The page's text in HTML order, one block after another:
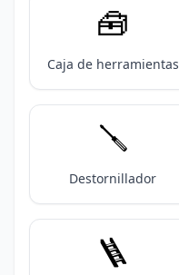
🧰
Caja de herramientas
🪛
Destornillador
🪜